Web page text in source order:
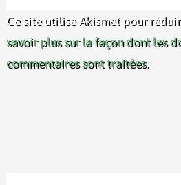
Ce site utilise Akismet pour
savoir plus sur la façon dont les
commentaires sont traitées.